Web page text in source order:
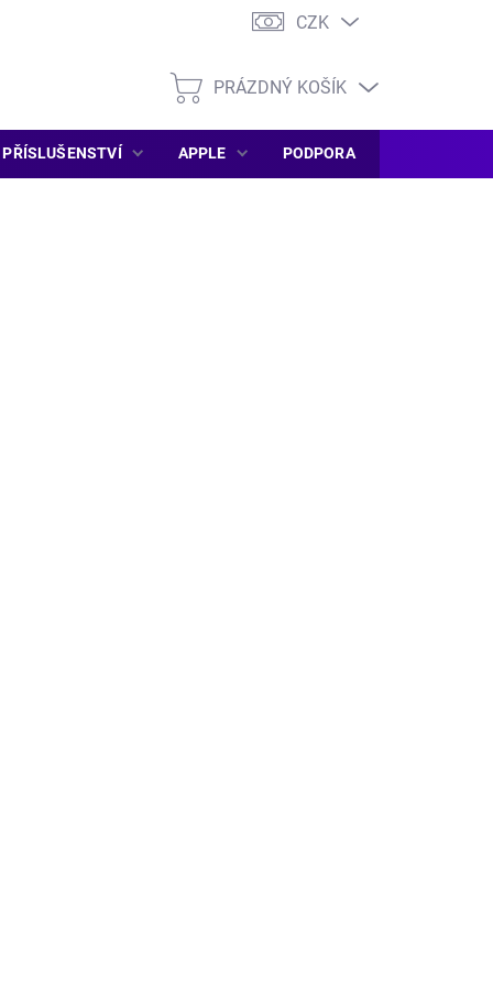
CZK
NÁKUPNÍ
PRÁZDNÝ KOŠÍK
PŘÍSLUŠENSTVÍ APPLE PODPORA